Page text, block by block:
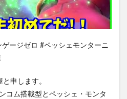
ージゼロ #ペッシェモンターニ
申します。
コム搭載型とペッシェ・モンタ